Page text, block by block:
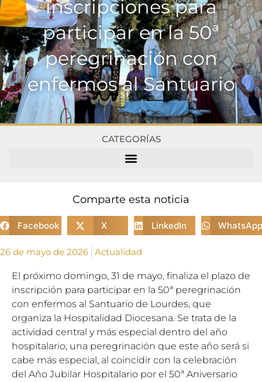
inscripciones para
participar en la 50ª
peregrinación con
enfermos al Santuario
CATEGORÍAS
Comparte esta noticia
Facebook X LinkedIn WhatsApp
26 de mayo de 2026 Actualidad
El próximo domingo, 31 de mayo, finaliza el plazo de
inscripción para participar en la 50ª peregrinación
con enfermos al Santuario de Lourdes, que
organiza la Hospitalidad Diocesana. Se trata de la
actividad central y más especial dentro del año
hospitalario, una peregrinación que este año será si
cabe más especial, al coincidir con la celebración
del Año Jubilar Hospitalario por el 50ª Aniversario